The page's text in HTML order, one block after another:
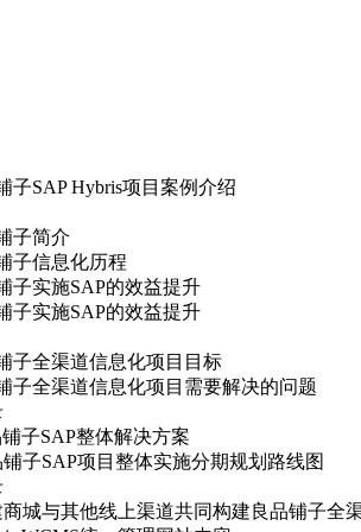
子SAP Hybris项目案例介绍
子简介
子信息化历程
子实施SAP的效益提升
子实施SAP的效益提升
子全渠道信息化项目目标
子全渠道信息化项目需要解决的问题
铺子SAP整体解决方案
铺子SAP项目整体实施分期规划路线图
商城与其他线上渠道共同构建良品铺子全